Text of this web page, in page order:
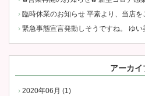
臨時休業のお知らせ 平素より、当店を
緊急事態宣言発動しそうですね。 ゆ
アーカイ
2020年06月 (1)